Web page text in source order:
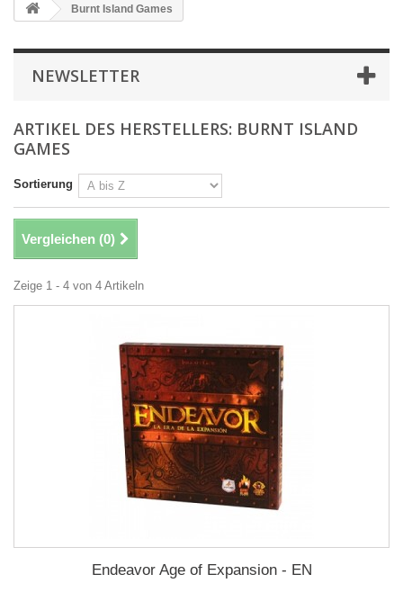
Burnt Island Games
NEWSLETTER
ARTIKEL DES HERSTELLERS: BURNT ISLAND
GAMES
Sortierung
Vergleichen (0)
Zeige 1 - 4 von 4 Artikeln
Endeavor Age of Expansion - EN